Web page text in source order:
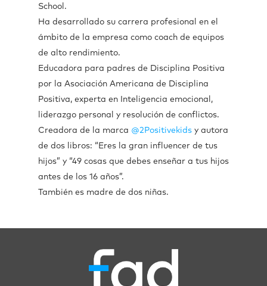
School.
Ha desarrollado su carrera profesional en el
ámbito de la empresa como coach de equipos
de alto rendimiento.
Educadora para padres de Disciplina Positiva
por la Asociación Americana de Disciplina
Positiva, experta en Inteligencia emocional,
liderazgo personal y resolución de conflictos.
Creadora de la marca @2Positivekids y autora
de dos libros: “Eres la gran influencer de tus
hijos” y “49 cosas que debes enseñar a tus hijos
antes de los 16 años”.
También es madre de dos niñas.